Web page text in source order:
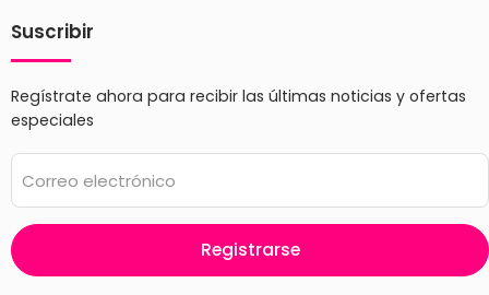
Suscribir
Regístrate ahora para recibir las últimas noticias y ofertas
especiales
Correo electrónico
Registrarse